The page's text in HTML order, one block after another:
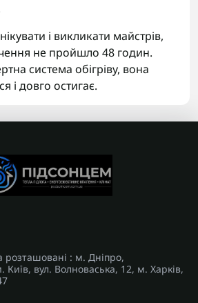
і викликати майстрів,
не пройшло 48 годин.
система обігріву, вона
і довго остигає.
розташовані : м. Дніпро,
вул. Волноваська, 12, м. Харків,